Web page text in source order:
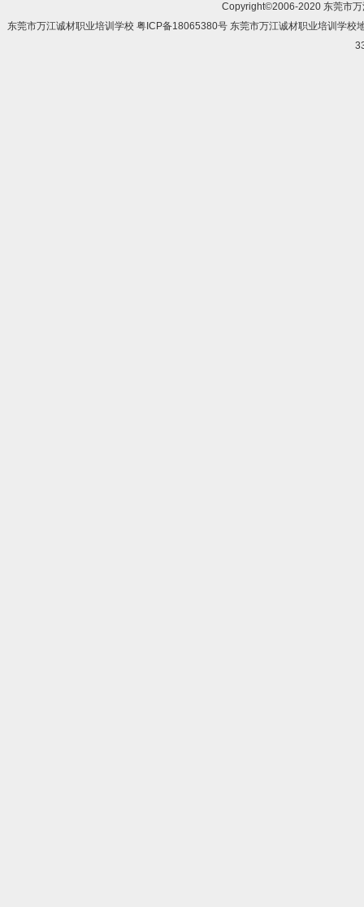
Copyright©2006-2020 东莞市
东莞市万江诚材职业培训学校 粤ICP备18065380号 东莞市万江诚材职业培训学